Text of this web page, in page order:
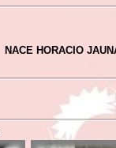
NACE HORACIO